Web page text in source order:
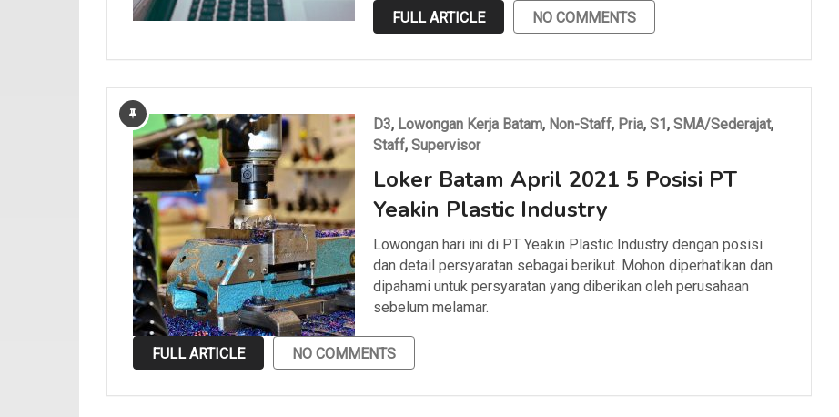
FULL ARTICLE NO COMMENTS
D3, Lowongan Kerja Batam, Non-Staff, Pria, S1, SMA/Sederajat,
Staff, Supervisor
Loker Batam April 2021 5 Posisi PT
Yeakin Plastic Industry
Lowongan hari ini di PT Yeakin Plastic Industry dengan posisi
dan detail persyaratan sebagai berikut. Mohon diperhatikan dan
dipahami untuk persyaratan yang diberikan oleh perusahaan
sebelum melamar.
FULL ARTICLE NO COMMENTS